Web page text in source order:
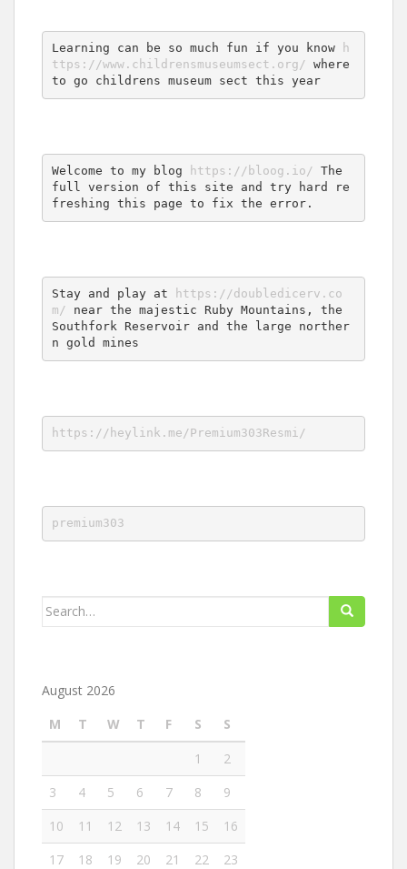
Learning can be so much fun if you know
h
ttps://www.childrensmuseumsect.org/ where
to go childrens museum sect this year
Welcome to my blog https://bloog.io/ The
full version of this site and try hard re
freshing this page to fix the error.
Stay and play at
https://doubledicerv.co
m/ near the majestic Ruby Mountains, the
Southfork Reservoir and the large norther
n gold mines
https://heylink.me/Premium303Resmi/
premium303
Search
August 2026
M
T W T F S
S
1
2
3
4 5 6 7 8
9
10
11 12 13 14 15
16
17
18 19 20 21 22 23